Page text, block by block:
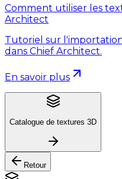
Comment utiliser les
Architect
Tutoriel sur
dans Chief Architect.
En savoir plus
Catalogue de textures 3D
Retour